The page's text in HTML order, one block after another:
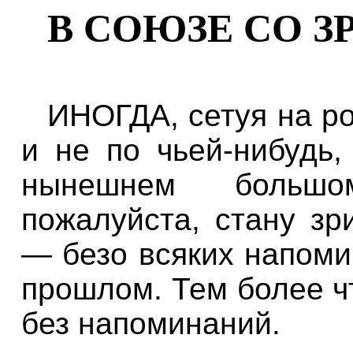
В СОЮЗЕ СО
ИНОГДА, сетуя на
и не по чьей-
нынешнем
пожалуйста, стану
— безо всяких
прошлом. Тем более
без напоминаний.